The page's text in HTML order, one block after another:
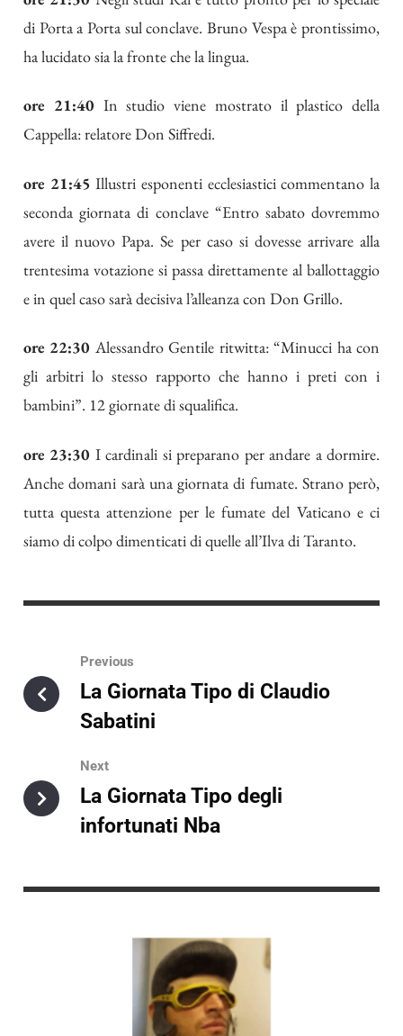
di Porta a Porta sul conclave. Bruno Vespa è prontissimo,
ha lucidato sia la fronte che la lingua.
ore 21:40 In studio viene mostrato il plastico della
Cappella: relatore Don Siffredi.
ore 21:45 Illustri esponenti ecclesiastici commentano la
seconda giornata di conclave “Entro sabato dovremmo
avere il nuovo Papa. Se per caso si dovesse arrivare alla
trentesima votazione si passa direttamente al ballottaggio
e in quel caso sarà decisiva l’alleanza con Don Grillo.
ore 22:30 Alessandro Gentile ritwitta: “Minucci ha con
gli arbitri lo stesso rapporto che hanno i preti con i
bambini”. 12 giornate di squalifica.
ore 23:30 I cardinali si preparano per andare a dormire.
Anche domani sarà una giornata di fumate. Strano però,
tutta questa attenzione per le fumate del Vaticano e ci
siamo di colpo dimenticati di quelle all’Ilva di Taranto.
Previous
La Giornata Tipo di Claudio
Sabatini
Next
La Giornata Tipo degli
infortunati Nba